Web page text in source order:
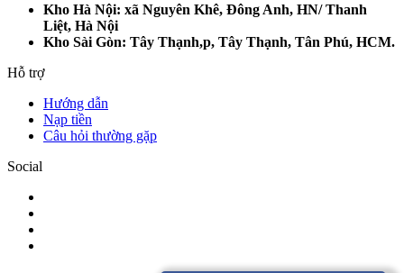
Kho Hà Nội: xã Nguyên Khê, Đông Anh, HN/ Thanh
Liệt, Hà Nội
Kho Sài Gòn: Tây Thạnh,p, Tây Thạnh, Tân Phú, HCM.
Hỗ trợ
Hướng dẫn
Nạp tiền
Câu hỏi thường gặp
Social